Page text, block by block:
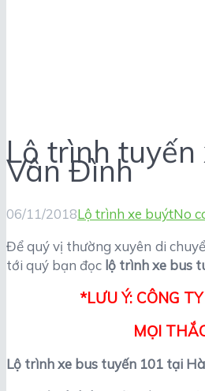
Lộ trình tuyến
Vân Đình
06/11/2018Lộ trình xe buýtNo
Để quý vị thường xuyên di
tới quý bạn đọc lộ trình xe bus
*LƯU Ý: CÔNG
MỌI
Lộ trình xe bus tuyến 101 tại